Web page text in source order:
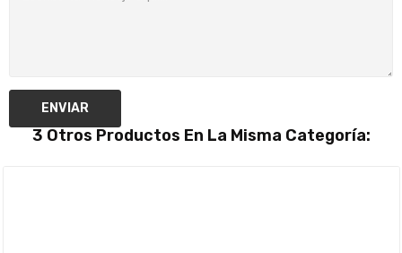
ENVIAR
3 Otros Productos En La Misma Categoría: